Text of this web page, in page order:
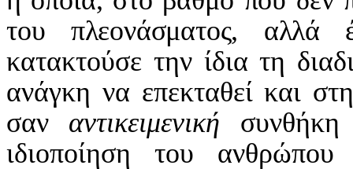
του πλεονάσματος, αλλά
κατακτούσε την ίδια τη
ανάγκη να επεκταθεί και
σαν αντικειμενική
ιδιοποίηση του